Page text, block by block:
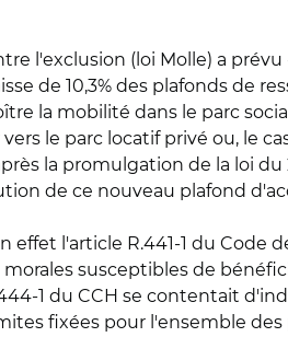
l'exclusion (loi Molle) a prévu
de 10,3% des plafonds de
la mobilité dans le parc
le parc locatif privé ou, le
la promulgation de la loi du
de ce nouveau plafond
l'article R.441-1 du Code
susceptibles de
1 du CCH se contentait
fixées pour l'ensemble